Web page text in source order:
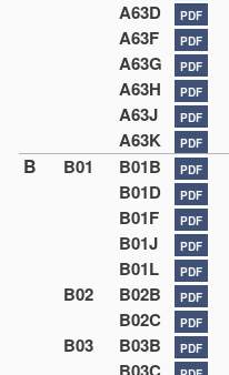
A63D PDF
A63F PDF
A63G PDF
A63H PDF
A63J PDF
A63K PDF
B B01 B01B PDF
B01D PDF
B01F PDF
B01J PDF
B01L PDF
B02 B02B PDF
B02C PDF
B03 B03B PDF